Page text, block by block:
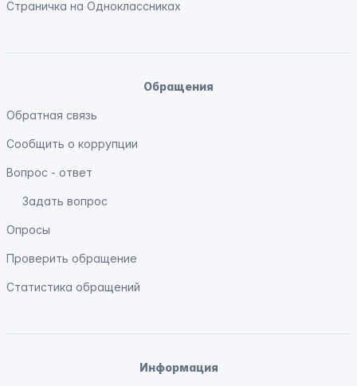
Страничка на Одноклассниках
Обращения
Обратная связь
Сообщить о коррупции
Вопрос - ответ
Задать вопрос
Опросы
Проверить обращение
Статистика обращений
Информация